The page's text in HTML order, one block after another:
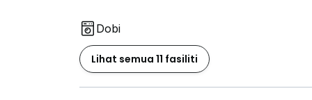
Dobi
Lihat semua 11 fasiliti